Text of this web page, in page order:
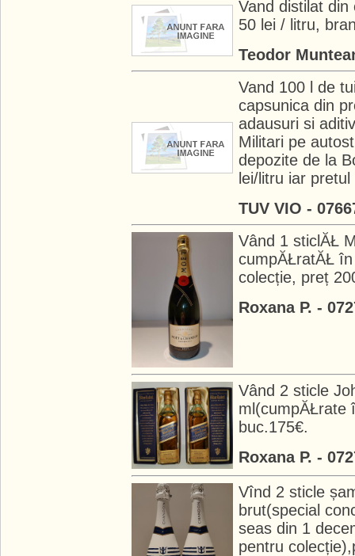
Vand distilat
50 lei / litru,
Teodor
Vand 100 l de
capsunica din
adausuri si
Militari pe
depozite de la
lei/litru iar
TUV VIO -
Vând 1 sticlĂŁ
cumpĂŁratĂŁ
colecție, preț
Roxana P. -
Vând 2 sticle
ml(cumpĂŁrate
buc.175€.
Roxana P. -
Vînd 2 sticle
brut(special
seas din 1
pentru